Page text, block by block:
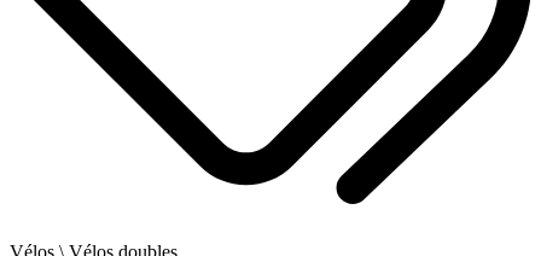
Vélos \ Vélos doubles